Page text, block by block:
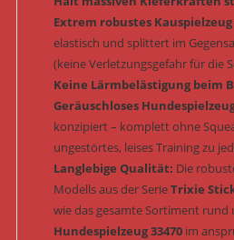
Extrem robustes Kauspielzeug
elastisch und splittert im
(keine Verletzungsgefahr für die
Keine Lärmbelästigung beim
Geräuschloses
konzipiert – komplett ohne
ungestörtes, leises Training zu
Langlebige Qualität: Die
Modells aus der SerieTrixie
wie das gesamte Sortiment rund
Hundespielzeug 33470im